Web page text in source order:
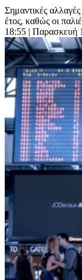
Σημαντικές
έτος, καθώς οι
18:55 | Παρασκευή